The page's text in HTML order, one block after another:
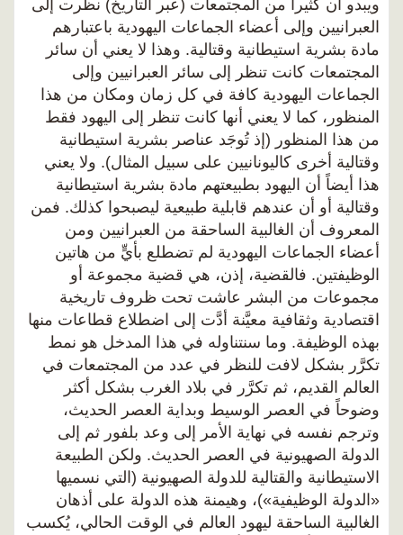
ويبدو أن كثيراً من المجتمعات (عبر التاريخ) نظرت إلى
العبرانيين وإلى أعضاء الجماعات اليهودية باعتبارهم
مادة بشرية استيطانية وقتالية. وهذا لا يعني أن سائر
المجتمعات كانت تنظر إلى سائر العبرانيين وإلى
الجماعات اليهودية كافة في كل زمان ومكان من هذا
المنظور، كما لا يعني أنها كانت تنظر إلى اليهود فقط
من هذا المنظور (إذ تُوجَد عناصر بشرية استيطانية
وقتالية أخرى كاليونانيين على سبيل المثال). ولا يعني
هذا أيضاً أن اليهود بطبيعتهم مادة بشرية استيطانية
وقتالية أو أن عندهم قابلية طبيعية ليصبحوا كذلك. فمن
المعروف أن الغالبية الساحقة من العبرانيين ومن
أعضاء الجماعات اليهودية لم تضطلع بأيٍّ من هاتين
الوظيفتين. فالقضية، إذن، هي قضية مجموعة أو
مجموعات من البشر عاشت تحت ظروف تاريخية
اقتصادية وثقافية معيَّنة أدَّت إلى اضطلاع قطاعات منها
بهذه الوظيفة. وما سنتناوله في هذا المدخل هو نمط
تكرَّر بشكل لافت للنظر في عدد من المجتمعات في
العالم القديم، ثم تكرَّر في بلاد الغرب بشكل أكثر
وضوحاً في العصر الوسيط وبداية العصر الحديث،
وترجم نفسه في نهاية الأمر إلى وعد بلفور ثم إلى
الدولة الصهيونية في العصر الحديث. ولكن الطبيعة
الاستيطانية والقتالية للدولة الصهيونية (التي نسميها
«الدولة الوظيفية»)، وهيمنة هذه الدولة على أذهان
الغالبية الساحقة ليهود العالم في الوقت الحالي، يُكسب